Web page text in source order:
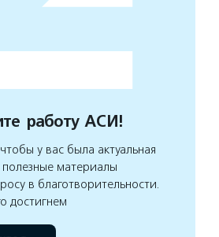
работу АСИ!
у вас была актуальная
материалы
в благотворительности.
достигнем